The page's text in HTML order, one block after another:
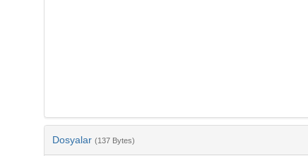
Dosyalar (137 Bytes)